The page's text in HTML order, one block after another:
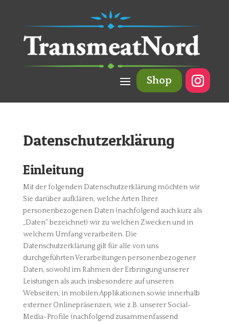
Shop
Datenschutzerklärung
Einleitung
Mit der folgenden Datenschutzerklärung möchten wir
Sie darüber aufklären, welche Arten Ihrer
personenbezogenen Daten (nachfolgend auch kurz als
„Daten“ bezeichnet) wir zu welchen Zwecken und in
welchem Umfang verarbeiten. Die
Datenschutzerklärung gilt für alle von uns
durchgeführten Verarbeitungen personenbezogener
Daten, sowohl im Rahmen der Erbringung unserer
Leistungen als auch insbesondere auf unseren
Webseiten, in mobilen Applikationen sowie innerhalb
externer Onlinepräsenzen, wie z.B. unserer Social-
Media-Profile (nachfolgend zusammenfassend